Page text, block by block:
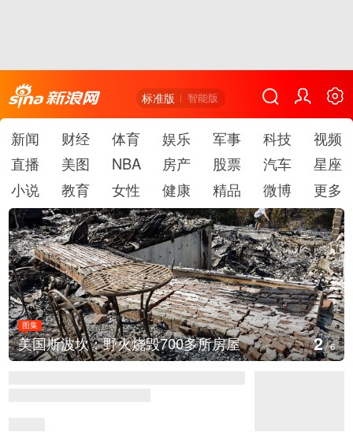
标准版 智能版
新闻 财经 体育 娱乐 军事 科技
视频
直播
美图 NBA 房产 股票 汽车
星座
小说
教育 女性 健康 精品 微博 更多
图集
美国斯波坎：野火烧毁700多所房屋 2/6